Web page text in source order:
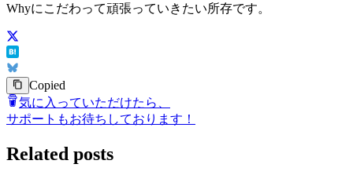
Whyにこだわって頑張っていきたい所存です。
Copied
気に入っていただけたら、
サポートもお待ちしております！
Related posts